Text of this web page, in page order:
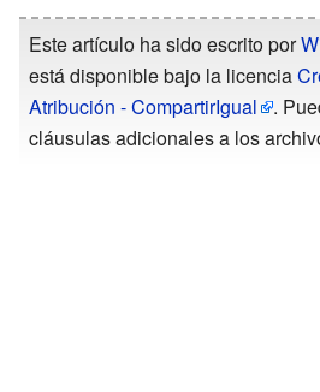
Este artículo ha sido escrito por
está disponible bajo la licencia
Atribución - CompartirIgual
.
cláusulas adicionales a los